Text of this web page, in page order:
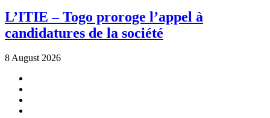
L’ITIE – Togo proroge l’appel à
candidatures de la société
8 August 2026